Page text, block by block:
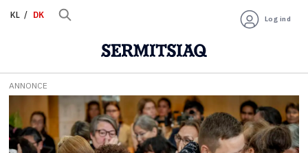
KL DK Log ind
Tag:
patienterstatningen
ANNONCE